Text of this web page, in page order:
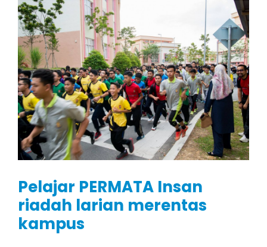
Pelajar PERMATA Insan
riadah larian merentas
kampus